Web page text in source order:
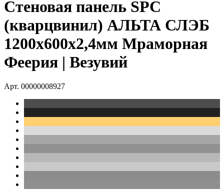
Стеновая панель SPC
(кварцвинил) АЛЬТА СЛЭБ
1200х600х2,4мм Мраморная
Феерия | Везувий
Арт. 00000008927